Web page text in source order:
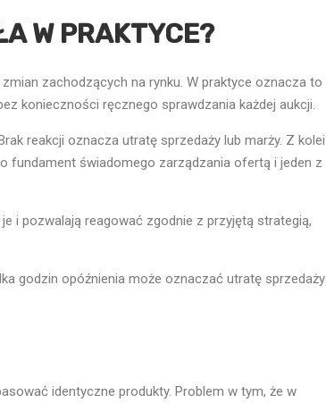
W PRAKTYCE?
zachodzących na rynku. W praktyce oznacza to
konieczności ręcznego sprawdzania każdej aukcji.
reakcji oznacza utratę sprzedaży lub marży. Z kolei
fundament świadomego zarządzania ofertą i jeden z
i pozwalają reagować zgodnie z przyjętą strategią,
godzin opóźnienia może oznaczać utratę sprzedaży
identyczne produkty. Problem w tym, że w